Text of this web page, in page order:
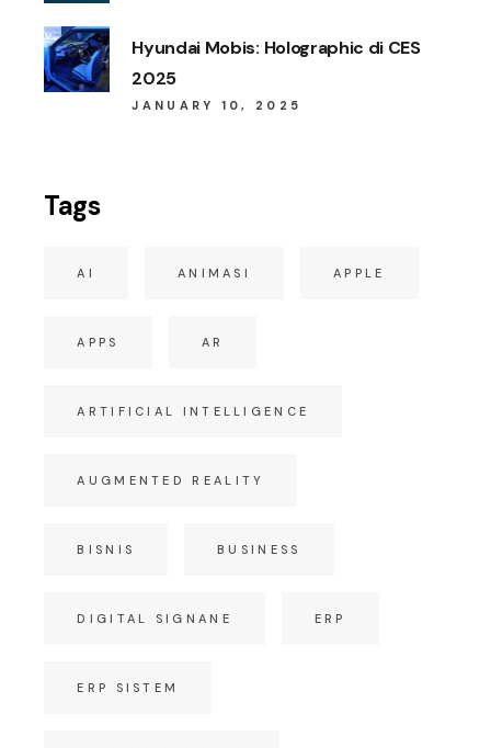
Hyundai Mobis: Holographic di CES
2025
JANUARY 10, 2025
Tags
AI ANIMASI APPLE
APPS AR
ARTIFICIAL INTELLIGENCE
AUGMENTED REALITY
BISNIS BUSINESS
DIGITAL SIGNANE ERP
ERP SISTEM